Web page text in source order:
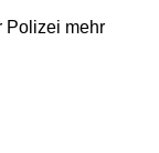
Polizei mehr